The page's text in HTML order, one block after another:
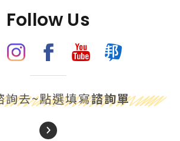
Follow Us
詢去~點選填寫諮詢單